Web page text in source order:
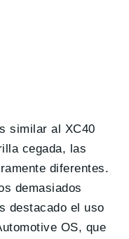
similar al XC40
cegada, las
diferentes.
demasiados
destacado el uso
OS, que